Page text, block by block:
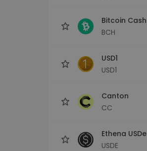
Bitcoin Cash
BCH
USD1
USD1
Canton
CC
Ethena USDe
USDE